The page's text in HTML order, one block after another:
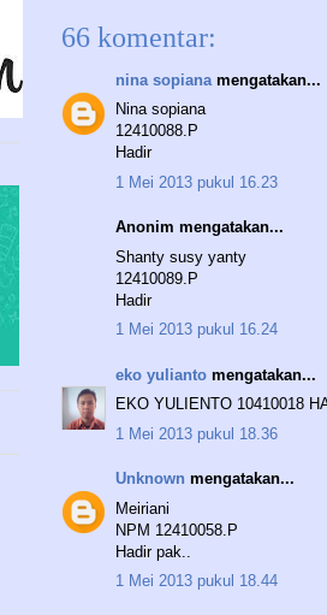
66 komentar:
nina sopiana mengatakan...
Nina sopiana
12410088.P
Hadir
1 Mei 2013 pukul 16.23
Anonim mengatakan...
Shanty susy yanty
12410089.P
Hadir
1 Mei 2013 pukul 16.24
eko yulianto mengatakan...
EKO YULIENTO 10410018
1 Mei 2013 pukul 18.36
Unknown mengatakan...
Meiriani
NPM 12410058.P
Hadir pak..
1 Mei 2013 pukul 18.44